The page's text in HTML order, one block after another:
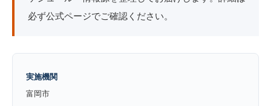
必ず公式ページでご確認ください。
実施機関
富岡市